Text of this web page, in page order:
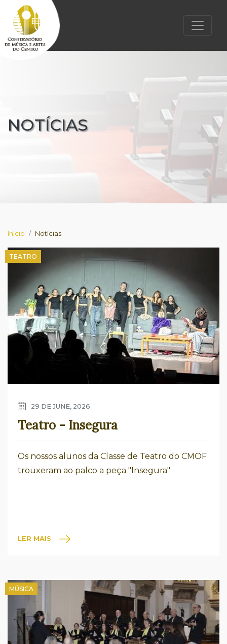
NOTÍCIAS
Início Notícias
TEATRO
29 DE JUNE, 2026
Teatro - Insegura
Os nossos alunos da Classe de Teatro do CMOF
trouxeram ao palco a peça "Insegura"
LER MAIS
MÚSICA